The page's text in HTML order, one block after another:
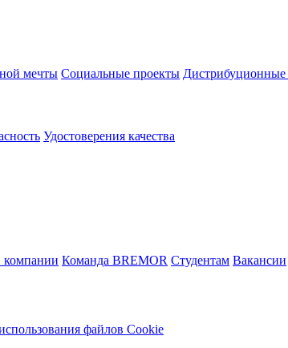
мечты Социальные проекты
Удостоверения качества
компании Команда BREMOR Студентам Вакансии
файлов Cookie